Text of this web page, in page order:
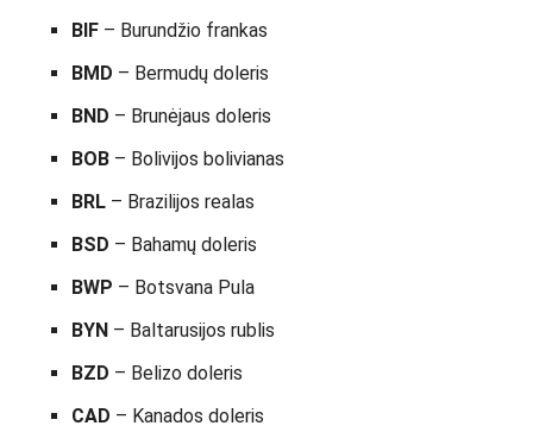
BIF – Burundžio frankas
BMD – Bermudų doleris
BND – Brunėjaus doleris
BOB – Bolivijos bolivianas
BRL – Brazilijos realas
BSD – Bahamų doleris
BWP – Botsvana Pula
BYN – Baltarusijos rublis
BZD – Belizo doleris
CAD – Kanados doleris